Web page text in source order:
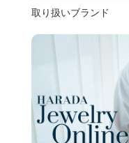
取り扱いブランド